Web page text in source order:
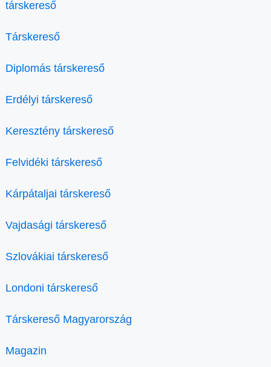
társkereső
Társkereső
Diplomás társkereső
Erdélyi társkereső
Keresztény társkereső
Felvidéki társkereső
Kárpátaljai társkereső
Vajdasági társkereső
Szlovákiai társkereső
Londoni társkereső
Társkereső Magyarország
Magazin